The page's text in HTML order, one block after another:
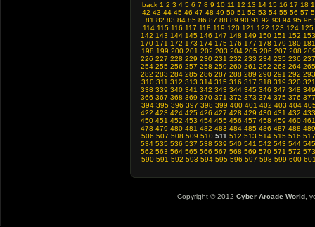
back 1 2 3 4 5 6 7 8 9 10 11 12 13 14 15 16 17 18
42 43 44 45 46 47 48 49 50 51 52 53 54 55 56 57
81 82 83 84 85 86 87 88 89 90 91 92 93 94 95 96
114 115 116 117 118 119 120 121 122 123 124 125
142 143 144 145 146 147 148 149 150 151 152 153
170 171 172 173 174 175 176 177 178 179 180 181
198 199 200 201 202 203 204 205 206 207 208
226 227 228 229 230 231 232 233 234 235 236 237
254 255 256 257 258 259 260 261 262 263 264 265
282 283 284 285 286 287 288 289 290 291 292 293
310 311 312 313 314 315 316 317 318 319 320 321
338 339 340 341 342 343 344 345 346 347 348 349
366 367 368 369 370 371 372 373 374 375 376 377
394 395 396 397 398 399 400 401 402 403 404
422 423 424 425 426 427 428 429 430 431 432 433
450 451 452 453 454 455 456 457 458 459 460 461
478 479 480 481 482 483 484 485 486 487 488 489
506 507 508 509 510 511 512 513 514 515 516 517
534 535 536 537 538 539 540 541 542 543 544 545
562 563 564 565 566 567 568 569 570 571 572 573
590 591 592 593 594 595 596 597 598 599 600
Copyright © 2012 Cyber Arcade World ,